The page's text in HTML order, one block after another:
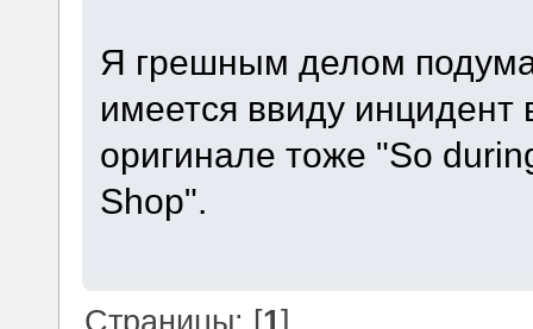
Я грешным делом
имеется ввиду инцидент
оригинале тоже "So
Shop".
Страницы: [1]